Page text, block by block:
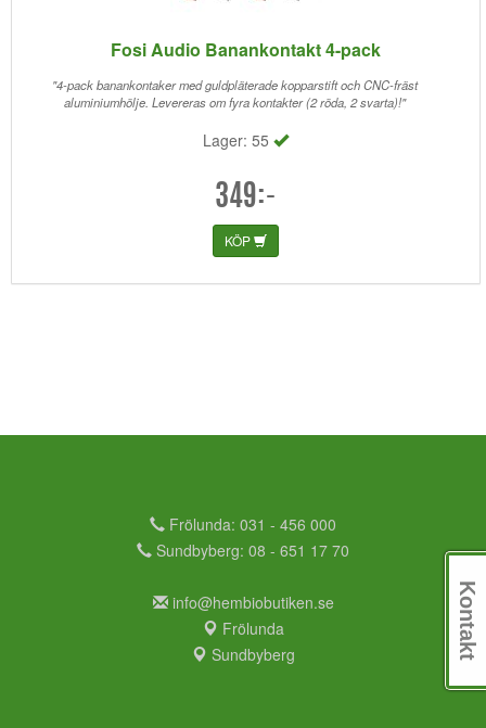
Fosi Audio Banankontakt 4-pack
"4-pack banankontaker med guldpläterade kopparstift och CNC-fräst
aluminiumhölje. Levereras om fyra kontakter (2 röda, 2 svarta)!"
Lager: 55
349:-
KÖP
Frölunda: 031 - 456 000
Sundbyberg: 08 - 651 17 70
info@hembiobutiken.se
Frölunda
Sundbyberg
Kontakt